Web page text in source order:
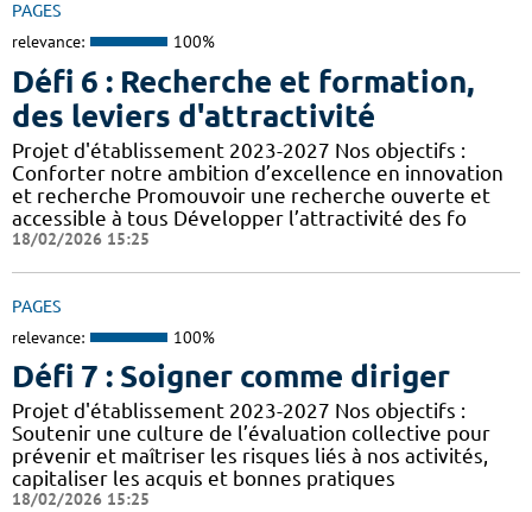
PAGES
relevance: 100%
Défi 6 : Recherche et formation,
des leviers d'attractivité
Projet d'établissement 2023-2027 Nos objectifs :
Conforter notre ambition d’excellence en innovation
et recherche Promouvoir une recherche ouverte et
accessible à tous Développer l’attractivité des fo
18/02/2026 15:25
PAGES
relevance: 100%
Défi 7 : Soigner comme diriger
Projet d'établissement 2023-2027 Nos objectifs :
Soutenir une culture de l’évaluation collective pour
prévenir et maîtriser les risques liés à nos activités,
capitaliser les acquis et bonnes pratiques
18/02/2026 15:25